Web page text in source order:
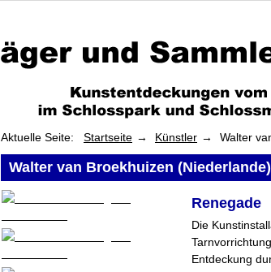
Aktuelle Seite: Startseite Künstler Walter
Walter van Broekhuizen (Niederlande)
Renegade
Die
Entdeckung